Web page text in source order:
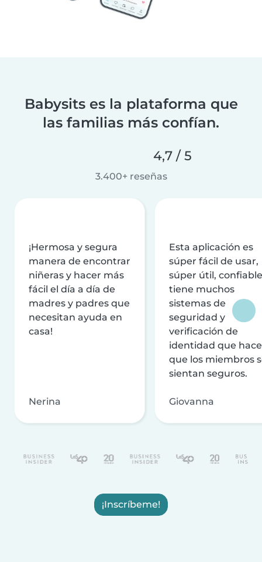
Babysits es la plataforma que
las familias más confían.
4,7 / 5
3.400+ reseñas
¡Hermosa y segura
manera de encontrar
niñeras y hacer más
fácil el día a día de
madres y padres que
necesitan ayuda en
casa!
Nerina
Esta aplicación es
súper fácil de usar,
súper útil,
tiene muchos
sistemas de
seguridad y
verificación de
identidad que
que los miembros
sientan seguros.
Giovanna
¡Inscríbeme!